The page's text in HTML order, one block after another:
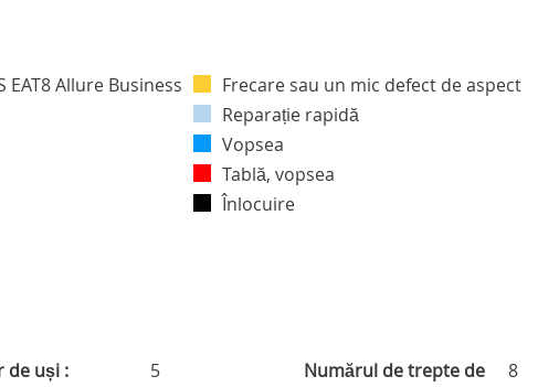
Frecare sau un mic defect de aspect
Reparație rapidă
Vopsea
Tablă, vopsea
Înlocuire
de uși : 5
Numărul de trepte de
8